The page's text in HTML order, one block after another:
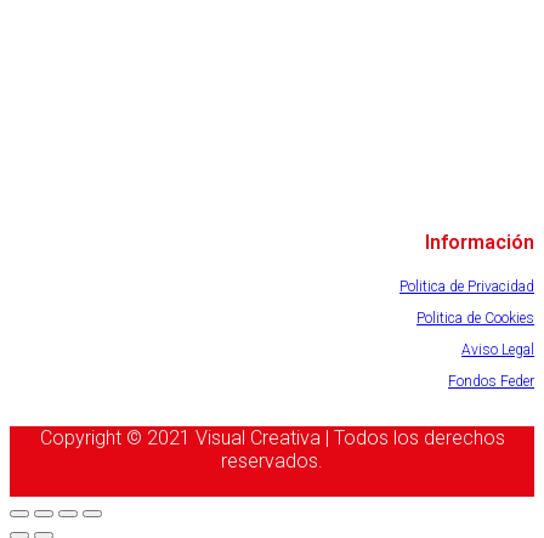
Información
Politica de Privacidad
Politica de Cookies
Aviso Legal
Fondos Feder
Copyright © 2021 Visual Creativa | Todos los derechos
reservados.